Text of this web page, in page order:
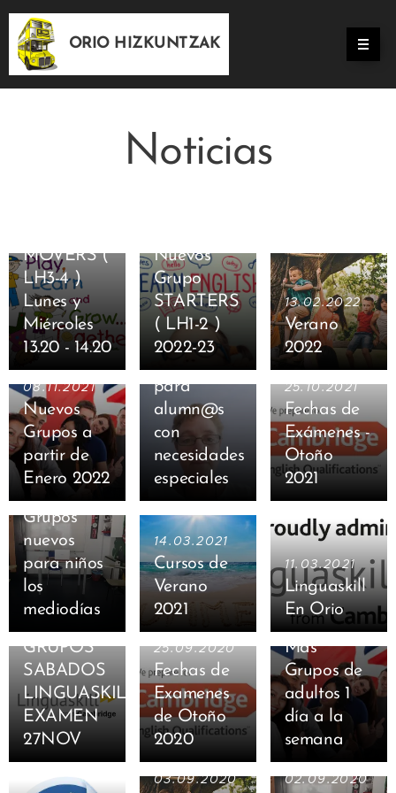
ORIO HIZKUNTZAK
Noticias
MOVERS (
LH3-4 )
Lunes y
Miércoles
13.20 - 14.20
Nuevos
Grupo
STARTERS
( LH1-2 )
2022-23
13.02.2022
Verano
2022
08.11.2021
Nuevos
Grupos a
partir de
Enero 2022
25.10.2021
para
alumn@s
con
necesidades
especiales
25.10.2021
Fechas de
Exámenes -
Otoño
2021
Grupos
nuevos
para niños
los
mediodías
14.03.2021
Cursos de
Verano
2021
11.03.2021
Linguaskill
En Orio
GRUPOS
SABADOS
LINGUASKIL
EXAMEN
27NOV
25.09.2020
Fechas de
Examenes
de Otoño
2020
22.09.2020
Ampliamos
plantilla de
profesores
y abrimos
Más
Grupos de
adultos 1
día a la
semana
03.09.2020 02.09.2020